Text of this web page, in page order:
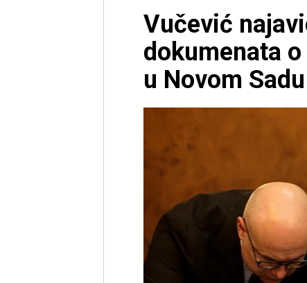
Vučević
dokumenata
u Novom Sadu